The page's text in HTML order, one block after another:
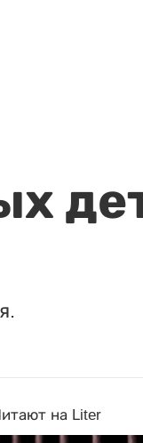
на Liter